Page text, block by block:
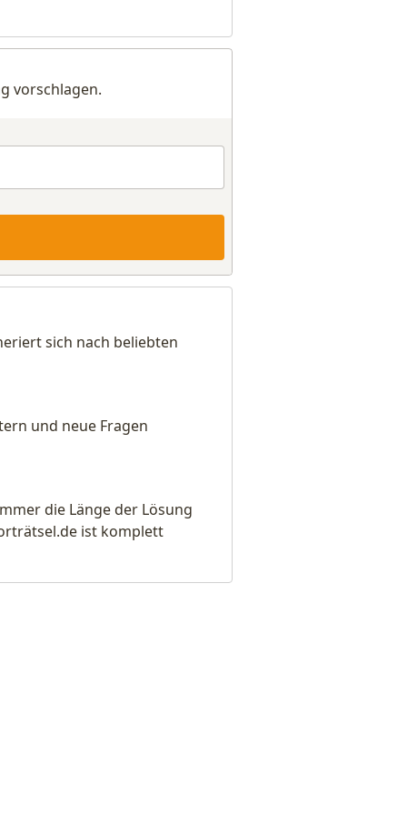
vorschlagen.
sich nach beliebten
und neue Fragen
die Länge der Lösung
ist komplett